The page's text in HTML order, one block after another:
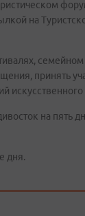
на
принять
искусственного
на пять
дня.